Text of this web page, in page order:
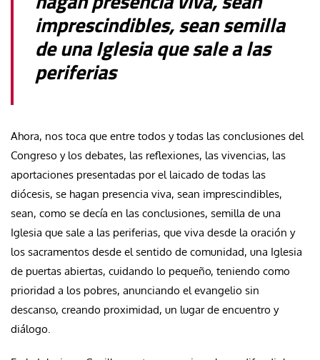
imprescindibles, sean semilla
de una Iglesia que sale a las
periferias
Ahora, nos toca que entre todos y todas las conclusiones del
Congreso y los debates, las reflexiones, las vivencias, las
aportaciones presentadas por el laicado de todas las
diócesis, se hagan presencia viva, sean imprescindibles,
sean, como se decía en las conclusiones, semilla de una
Iglesia que sale a las periferias, que viva desde la oración y
los sacramentos desde el sentido de comunidad, una Iglesia
de puertas abiertas, cuidando lo pequeño, teniendo como
prioridad a los pobres, anunciando el evangelio sin
descanso, creando proximidad, un lugar de encuentro y
diálogo.